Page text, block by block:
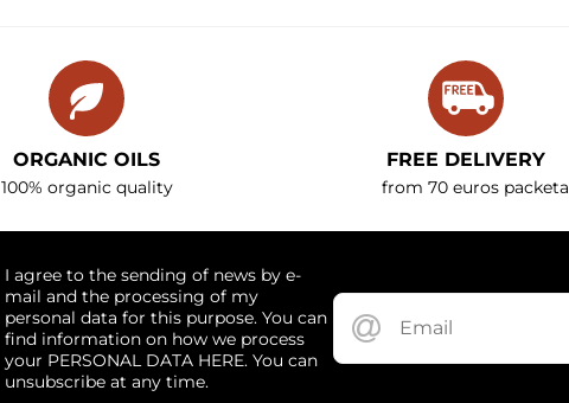
ORGANIC OILS
100% organic quality
FREE DELIVERY
from 70 euros packeta
I agree to the sending of news by e-
mail and the processing of my
personal data for this purpose. You can
find information on how we process
your PERSONAL DATA HERE. You can
unsubscribe at any time.